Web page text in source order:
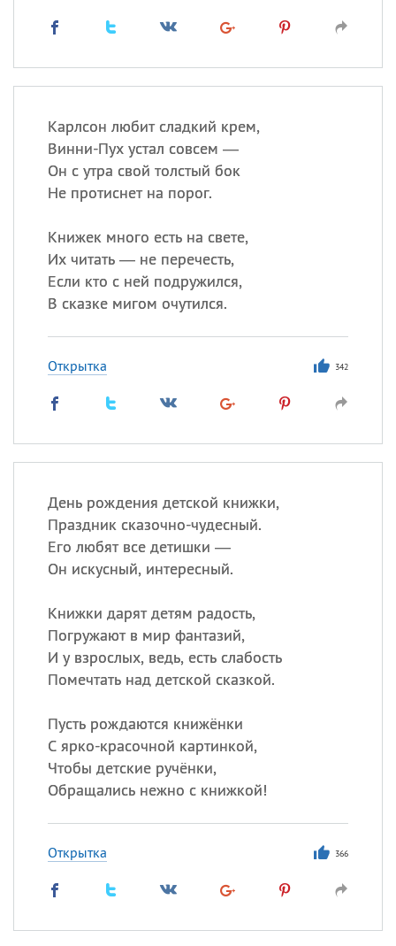
Карлсон любит сладкий крем,
Винни-Пух устал совсем —
Он с утра свой толстый бок
Не протиснет на порог.
Книжек много есть на свете,
Их читать — не перечесть,
Если кто с ней подружился,
В сказке мигом очутился.
Открытка 342
День рождения детской книжки,
Праздник сказочно-чудесный.
Его любят все детишки —
Он искусный, интересный.
Книжки дарят детям радость,
Погружают в мир фантазий,
И у взрослых, ведь, есть слабость
Помечтать над детской сказкой.
Пусть рождаются книжёнки
С ярко-красочной картинкой,
Чтобы детские ручёнки,
Обращались нежно с книжкой!
Открытка 366